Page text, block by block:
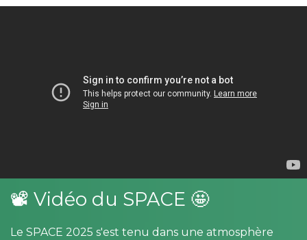
📽 Vidéo du SPACE 🤩
Le SPACE 2025 s'est tenu dans une atmosphère